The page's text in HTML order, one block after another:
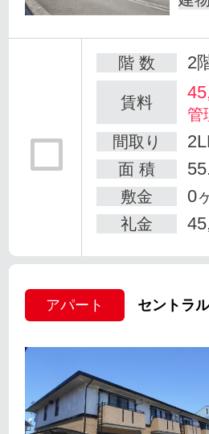
階 数 2
賃料
管
間取り
面 積
敷金 0
礼金
アパート セントラ